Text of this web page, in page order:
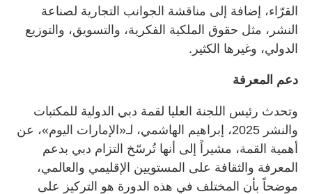
القرّاء، إضافة إلى مناقشة الجوانب التجارية لصناعة
النشر، مثل حقوق الملكية الفكرية، والتسويق، والتوزيع
الدولي، وغيرها الكثير.
دعم المعرفة
وتحدث رئيس اللجنة العليا لقمة دبي الدولية للمكتبات
والنشر 2025، إبراهيم الهاشمي، لـ«الإمارات اليوم»، عن
أهمية القمة، مشيراً إلى أنها تُرسّخ التزام دبي بدعم
المعرفة والثقافة على المستويين الإقليمي والعالمي،
موضحاً بأن المختلف في هذه الدورة هو التركيز على